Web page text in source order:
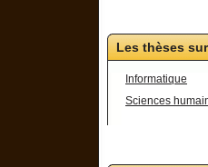
Les thèses
Informatique
Sciences